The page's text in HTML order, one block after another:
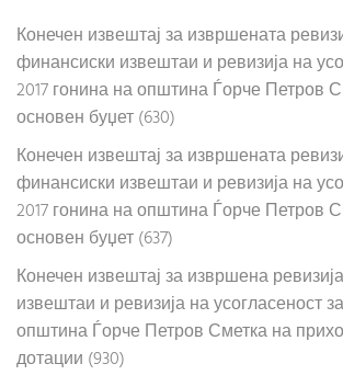
Конечен извештај за извршената
финансиски извештаи и ревизија на
2017 гонина на општина Ѓорче Петров
основен буџет (630)
Конечен извештај за извршената
финансиски извештаи и ревизија на
2017 гонина на општина Ѓорче Петров
основен буџет (637)
Конечен извештај за извршена
извештаи и ревизија на усогласеност
општина Ѓорче Петров Сметка на
дотации (930)